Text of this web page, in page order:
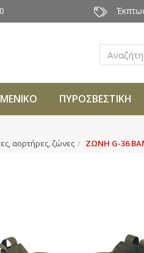
Αναζήτηση
ΠΥΡΟΣΒΕΣΤΙΚΗ
αορτήρες, ζώνες ΖΩΝΗ G-36